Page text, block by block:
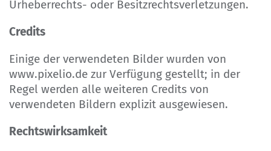
Urheberrechts- oder Besitzrechtsverletzungen.
Credits
Einige der verwendeten Bilder wurden von
www.pixelio.de zur Verfügung gestellt; in der
Regel werden alle weiteren Credits von
verwendeten Bildern explizit ausgewiesen.
Rechtswirksamkeit